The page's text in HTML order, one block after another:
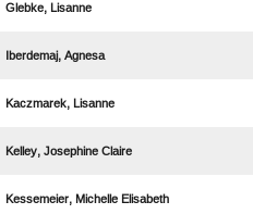
 
 
 
  
  